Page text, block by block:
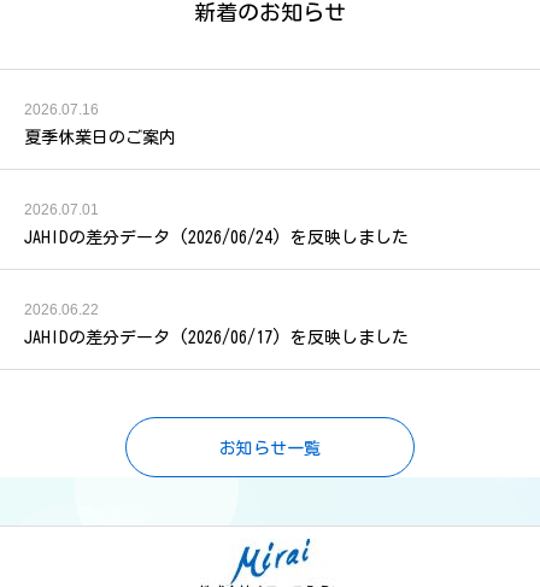
新着のお知らせ
2026.07.16
夏季休業日のご案内
2026.07.01
JAHIDの差分データ (2026/06/24) を反映しました
2026.06.22
JAHIDの差分データ (2026/06/17) を反映しました
お知らせ一覧